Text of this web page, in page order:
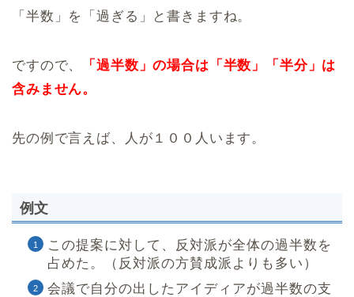
「半数」を「過ぎる」と書きますね。
ですので、
「過半数」の場合は「半数」「半分」は
含みません。
先の例で言えば、人が１００人います。
例文
この提案に対して、反対派が全体の過半数を
占めた。（反対派の方賛成派よりも多い）
会議で自分の出したアイディアが過半数の支